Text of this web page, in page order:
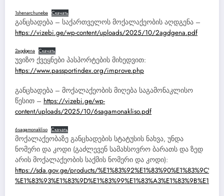
1shenarchuneba Скачать
განცხადება – საქართველოს მოქალაქეობის აღდგენა –
https://vizebi.ge/wp-content/uploads/2025/10/2agdgena.pdf
2agdgena Скачать
უვიზო ქვეყნები პასპორტების მიხედვით:
https://www.passportindex.org/improve.php
განცხადება – მოქალაქეობის მიღება საგამონაკლისო
წესით – https://vizebi.ge/wp-
content/uploads/2025/10/6sagamonakliso.pdf
6sagamonakliso Скачать
მოქალაქეობაზე განცხადების სტატუსის ნახვა, უნდა
ნომერი და კოდი (გაძლევენ სამახსოვრო ბარათს და ზედ
არის მოქალაქეობის საქმის ნომერი და კოდი):
https://sda.gov.ge/products/